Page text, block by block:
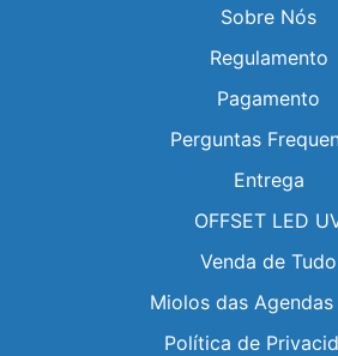
Sobre Nós
Regulamento
Pagamento
Perguntas
Entrega
OFFSET LED
Venda de Tudo
Miolos das
Política de